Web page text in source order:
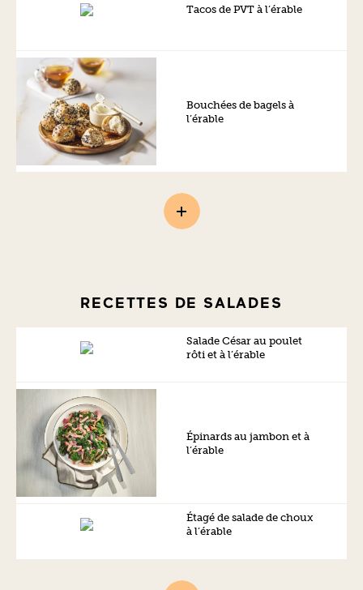
Tacos de PVT à l’érable
Bouchées de bagels à
l’érable
RECETTES DE SALADES
Salade César au poulet
rôti et à l’érable
Épinards au jambon et à
l’érable
Étagé de salade de choux
à l’érable